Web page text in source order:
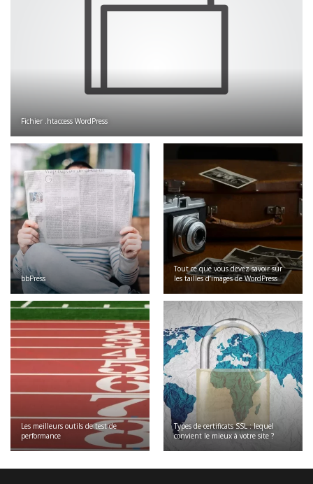
Fichier .htaccess WordPress
bbPress
Tout ce que vous devez savoir sur
les tailles d’images de WordPress
Les meilleurs outils de test de
performance
Types de certificats SSL : lequel
convient le mieux à votre site ?